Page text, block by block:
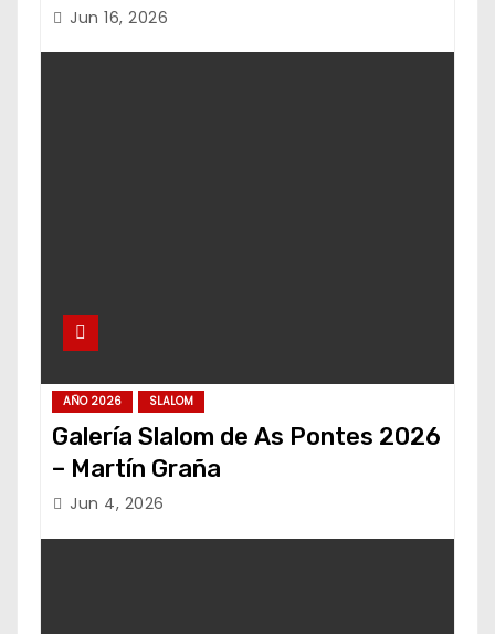
Jun 16, 2026
AÑO 2026 SLALOM
Galería Slalom de As Pontes 2026
– Martín Graña
Jun 4, 2026